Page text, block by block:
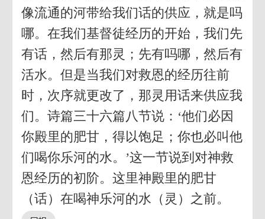
像流通的河带给我们话的供应，就是吗
哪。在我们基督徒经历的开始，我们先
有话，然后有那灵；先有吗哪，然后有
活水。但是当我们对救恩的经历往前
时，次序就更改了，那灵用话来供应我
们。诗篇三十六篇八节说：‘他们必因
你殿里的肥甘，得以饱足；你也必叫他
们喝你乐河的水。’这一节说到对神救
恩经历的初阶。这里神殿里的肥甘
（话）在喝神乐河的水（灵）之前。